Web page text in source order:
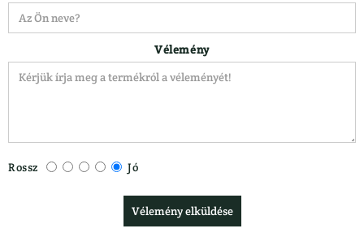
Vélemény
Rossz Jó
Vélemény elküldése